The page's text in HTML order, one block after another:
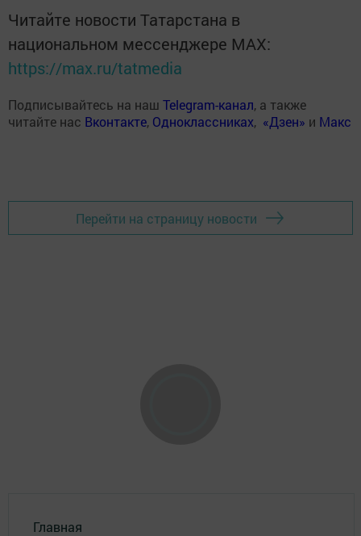
Читайте новости Татарстана в
национальном мессенджере MАХ:
https://max.ru/tatmedia
Подписывайтесь на наш Telegram-канал, а также
читайте нас Вконтакте, Одноклассниках, «Дзен» и Макс
Перейти на страницу новости
Главная